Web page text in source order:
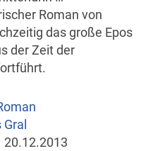
Roman von
das große Epos
der Zeit der
Gral
20.12.2013